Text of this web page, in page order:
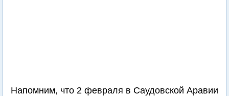
Напомним, что 2 февраля в Саудовской Аравии